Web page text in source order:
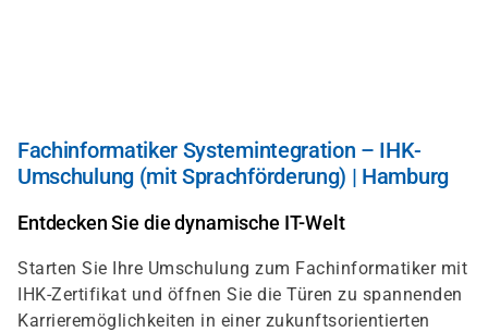
Fachinformatiker Systemintegration – IHK-
Umschulung (mit Sprachförderung) | Hamburg
Entdecken Sie die dynamische IT-Welt
Starten Sie Ihre Umschulung zum Fachinformatiker mit
IHK-Zertifikat und öffnen Sie die Türen zu spannenden
Karrieremöglichkeiten in einer zukunftsorientierten